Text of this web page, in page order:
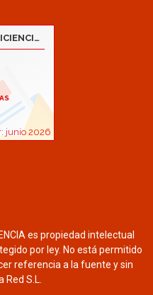
es propiedad intelectual
por ley. No está permitido
referencia a la fuente y sin
S.L.